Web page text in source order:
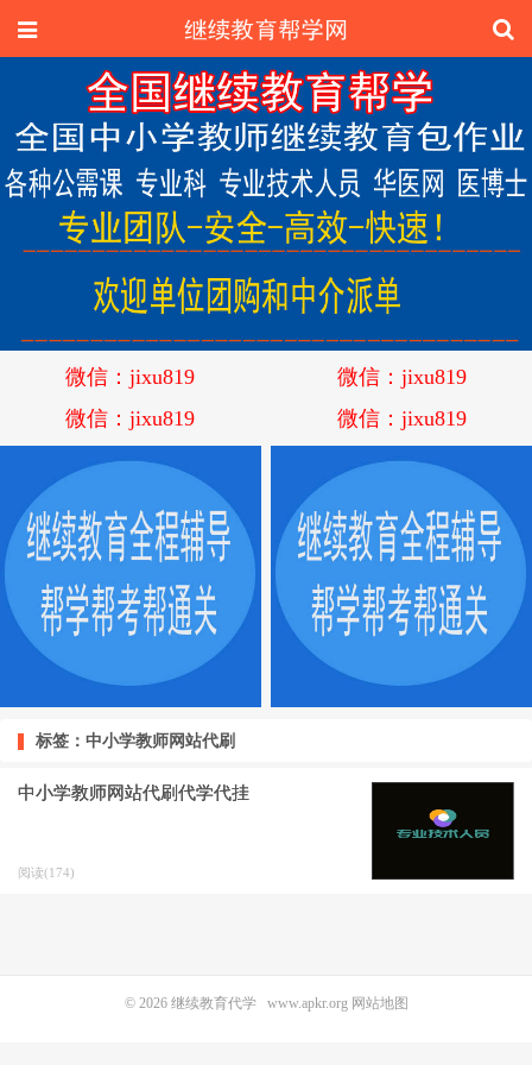
微信：jixu819
微信：jixu819
微信：jixu819
微信：jixu819
标签：中小学教师网站代刷
中小学教师网站代刷代学代挂
阅读(174)
© 2026 继续教育代学 www.apkr.org 网站地图